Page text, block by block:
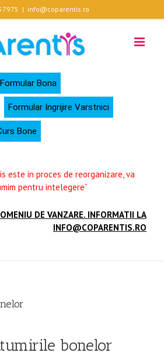
| info@coparentis.ro
Formular Bona
Formular Ingrijire Varstnici
Bone
este in proces de reorganizare, va
pentru intelegere”
DE VANZARE. INFORMATII LA
INFO@COPARENTIS.RO
bonelor